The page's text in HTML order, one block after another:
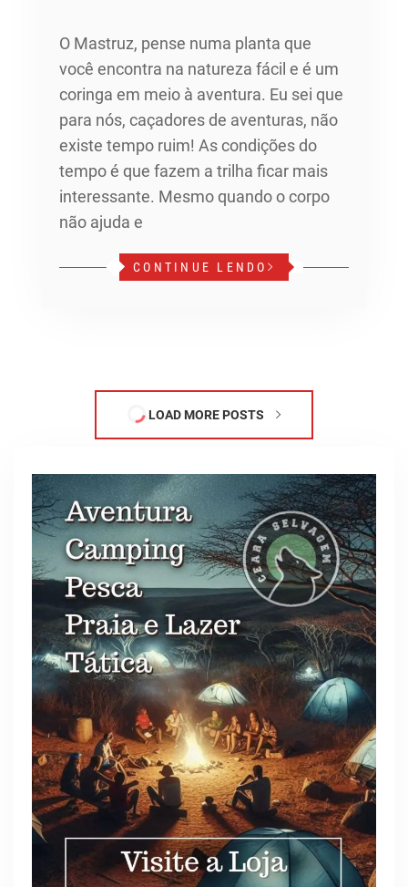
O Mastruz, pense numa planta que
você encontra na natureza fácil e é um
coringa em meio à aventura. Eu sei que
para nós, caçadores de aventuras, não
existe tempo ruim! As condições do
tempo é que fazem a trilha ficar mais
interessante. Mesmo quando o corpo
não ajuda e
CONTINUE LENDO
LOAD MORE POSTS